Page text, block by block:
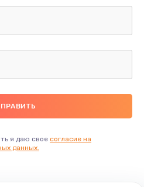
питания
руб.
я даю свое согласие на
данных.